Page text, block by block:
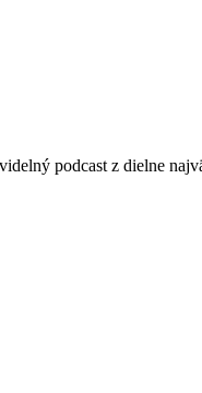
podcast z dielne